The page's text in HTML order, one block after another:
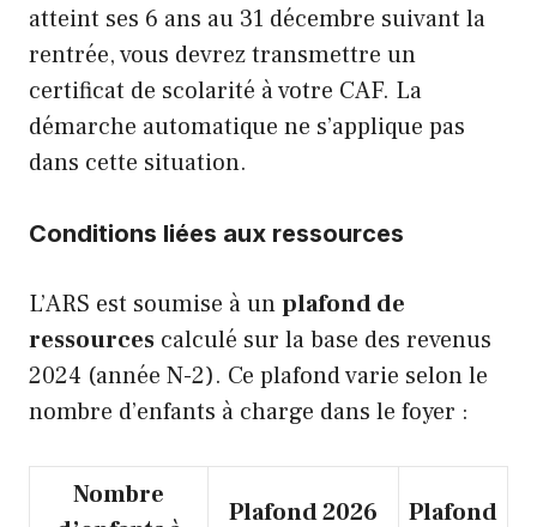
atteint ses 6 ans au 31 décembre suivant la
rentrée, vous devrez transmettre un
certificat de scolarité à votre CAF. La
démarche automatique ne s’applique pas
dans cette situation.
Conditions liées aux ressources
L’ARS est soumise à unplafond de
ressources calculé sur la base des revenus
2024 (année N-2). Ce plafond varie selon le
nombre d’enfants à charge dans le foyer :
Nombre
Plafond 2026
Plafond